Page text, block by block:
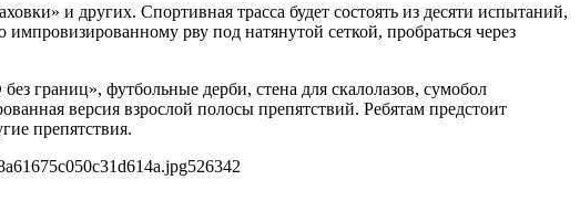
и других. Спортивная трасса будет состоять из десяти испытаний,
рву под натянутой сеткой, пробраться через
границ», футбольные дерби, стена для скалолазов, сумобол
версия взрослой полосы препятствий. Ребятам предстоит
препятствия.
526342